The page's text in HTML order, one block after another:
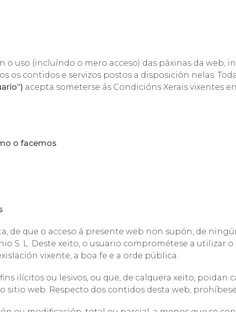
o uso (incluíndo o mero acceso) das páxinas da web,
os contidos e servizos postos a disposición nelas.
acepta someterse ás Condicións Xerais vixentes
o facemos
de que o acceso á presente web non supón, de
S. L. Deste xeito, o usuario comprométese a utilizar o
vixente, a boa fe e a orde pública.
ilícitos ou lesivos, ou que, de calquera xeito, poidan
web. Respecto dos contidos desta web,